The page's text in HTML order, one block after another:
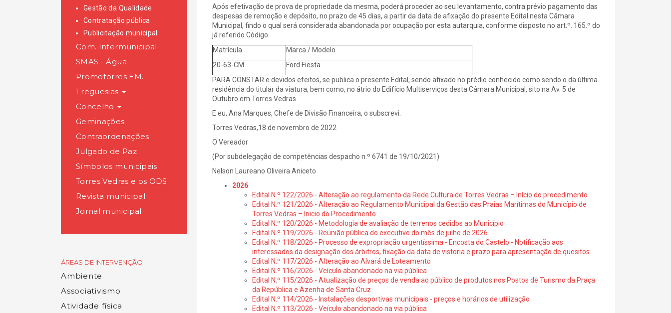
Gestão da Qualidade
Contratação pública
Publicitação municipal
Com. Intermunicipal
SMAS - Água
Promotorres EM.
Freguesias
Concelho
Geminações
Contraordenações
Julgado de Paz
Símbolos municipais
Torres Vedras e os ODS
Revista municipal
Jornal municipal
ÁREAS DE INTERVENÇÃO
Ambiente
Associativismo
Atividade física
Após efetivação de prova de propriedade da mesma, poderá proceder ao seu levantamento, contra prévio pagamento das
despesas de remoção e depósito, no prazo de 45 dias, a partir da data de afixação do presente Edital nesta Câmara
Municipal, findo o qual será considerada abandonada por ocupação por esta autarquia, conforme disposto no art.º. 165.º do
já referido Código.
Matrícula
Marca / Modelo
20-63-CM
Ford Fiesta
PARA CONSTAR e devidos efeitos, se publica o presente Edital, sendo afixado no prédio conhecido como sendo o da última
residência do titular da viatura, bem como, no átrio do Edifício Multiserviços desta Câmara Municipal, sito na Av. 5 de
Outubro em Torres Vedras.
E eu, Ana Marques, Chefe de Divisão Financeira, o subscrevi.
Torres Vedras,18 de novembro de 2022
O Vereador
(Por subdelegação de competências despacho n.º 6741 de 19/10/2021)
Nelson Laureano Oliveira Aniceto
2026
Edital N.º 122/2026 - Alteração ao regulamento da Rede Cultura de Torres Vedras – Início do procedimento
Edital N.º 121/2026 - Alteração ao Regulamento Municipal da Gestão das Praias Marítimas do Município de
Torres Vedras – Inicio do Procedimento
Edital N.º 120/2026 - Metodologia de avaliação de terrenos cedidos ao Município
Edital N.º 119/2026 - Reunião pública do executivo do mês de julho de 2026
Edital N.º 118/2026 - Processo de expropriação urgentíssima - Encosta do Castelo - Notificação aos
interessados da designação dos árbitros, fixação da data de vistoria e prazo para apresentação de quesitos
Edital N.º 117/2026 - Alteração ao Alvará de Loteamento
Edital N.º 116/2026 - Veículo abandonado na via pública
Edital N.º 115/2026 - Atualização de preços de venda ao público de produtos nos Postos de Turismo da Praça
da República e Azenha de Santa Cruz
Edital N.º 114/2026 - Instalações desportivas municipais - preços e horários de utilização
Edital N.º 113/2026 - Veículo abandonado na via pública